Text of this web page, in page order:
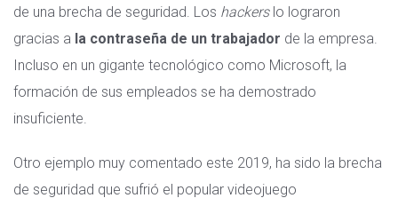
de una brecha de seguridad. Los hackerslo lograron
gracias a la contraseña de un trabajador de la empresa.
Incluso en un gigante tecnológico como Microsoft, la
formación de sus empleados se ha demostrado
insuficiente.
Otro ejemplo muy comentado este 2019, ha sido la brecha
de seguridad que sufrió el popular videojuego